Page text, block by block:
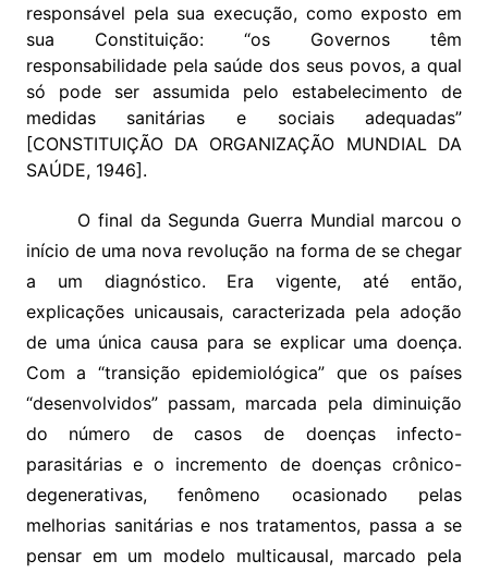
responsável pela sua execução, como exposto em
sua Constituição: “os Governos têm
responsabilidade pela saúde dos seus povos, a qual
só pode ser assumida pelo estabelecimento de
medidas sanitárias e sociais adequadas”
[CONSTITUIÇÃO DA ORGANIZAÇÃO MUNDIAL DA
SAÚDE, 1946].
O final da Segunda Guerra Mundial marcou o
início de uma nova revolução na forma de se chegar
a um diagnóstico. Era vigente, até então,
explicações unicausais, caracterizada pela adoção
de uma única causa para se explicar uma doença.
Com a “transição epidemiológica” que os países
“desenvolvidos” passam, marcada pela diminuição
do número de casos de doenças infecto-
parasitárias e o incremento de doenças crônico-
degenerativas, fenômeno ocasionado pelas
melhorias sanitárias e nos tratamentos, passa a se
pensar em um modelo multicausal, marcado pela